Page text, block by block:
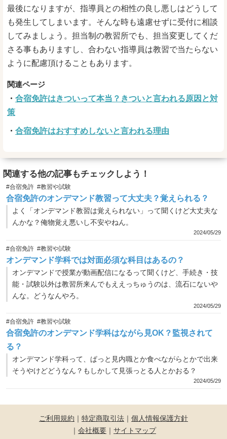
最後になりますが、指導員との相性の良し悪しはどうして
も発生してしまいます。そんな時も遠慮せずに受付に相談
してみましょう。担当制の教習所でも、担当変更してくだ
さる事もありますし、合わない指導員は教習で当たらない
ように配慮頂けることもあります。
合宿免許はきついって本当？きついと言われる原因と対
策
合宿免許はおすすめしないと言われる理由
関連する他の記事もチェックしよう！
#合宿免許 #教習や試験
合宿免許のオンデマンド教習って大丈夫？覚えられる？
よく「オンデマンド教習は覚えられない」って聞くけど大丈夫な
んかな？俺物覚え悪いし不安やねん。
2024/05/29
#合宿免許 #教習や試験
オンデマンド学科では対面必須な科目はあるの？
オンデマンドで授業が動画配信になるって聞くけど、手続き・技
能・試験以外は教習所来んでもええっちゅうのは、流石にないや
んな。どうなんやろ。
2024/05/29
#合宿免許 #教習や試験
合宿免許のオンデマンド学科はながら見OK？監視されて
る？
オンデマンド学科って、ぱっと見内職とか食べながらとかで出来
そうやけどどうなん？もしかして見張っとる人とかおる？
2024/05/29
ご利用規約 ｜ 特定商取引法 ｜ 個人情報保護方針
｜ 会社概要 ｜ サイトマップ